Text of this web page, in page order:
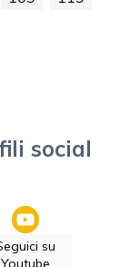
social
su
Youtube